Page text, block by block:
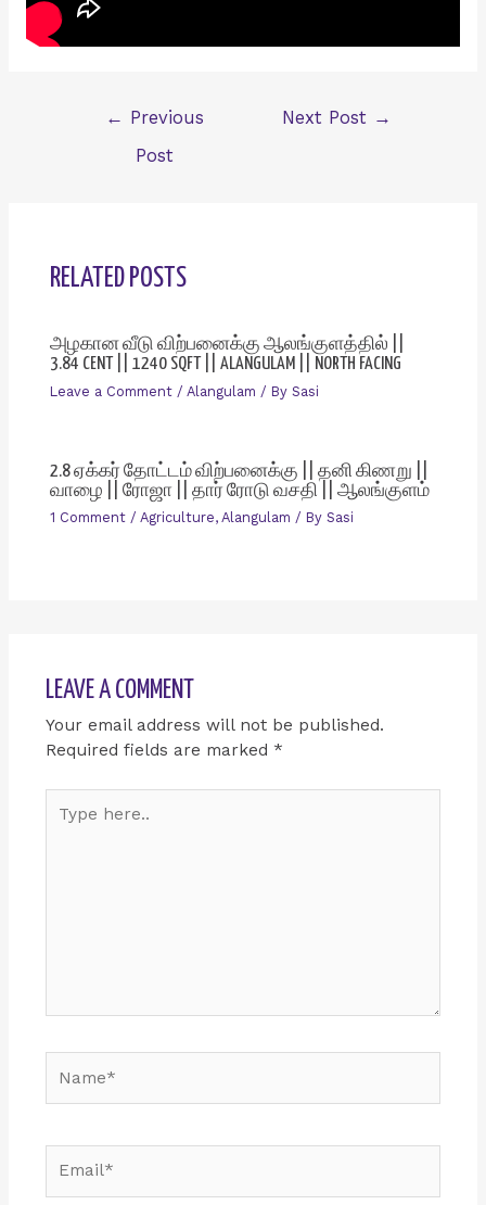
← Previous
Post
Next Post →
RELATED POSTS
அழகான வீடு விற்பனைக்கு ஆலங்குளத்தில் ||
3.84 CENT || 1240 SQFT || ALANGULAM || NORTH FACING
Leave a Comment / Alangulam / By Sasi
2.8 ஏக்கர் தோட்டம் விற்பனைக்கு || தனி கிணறு ||
வாழை || ரோஜா || தார் ரோடு வசதி || ஆலங்குளம்
1 Comment / Agriculture, Alangulam / By Sasi
LEAVE A COMMENT
Your email address will not be published.
Required fields are marked *
here..